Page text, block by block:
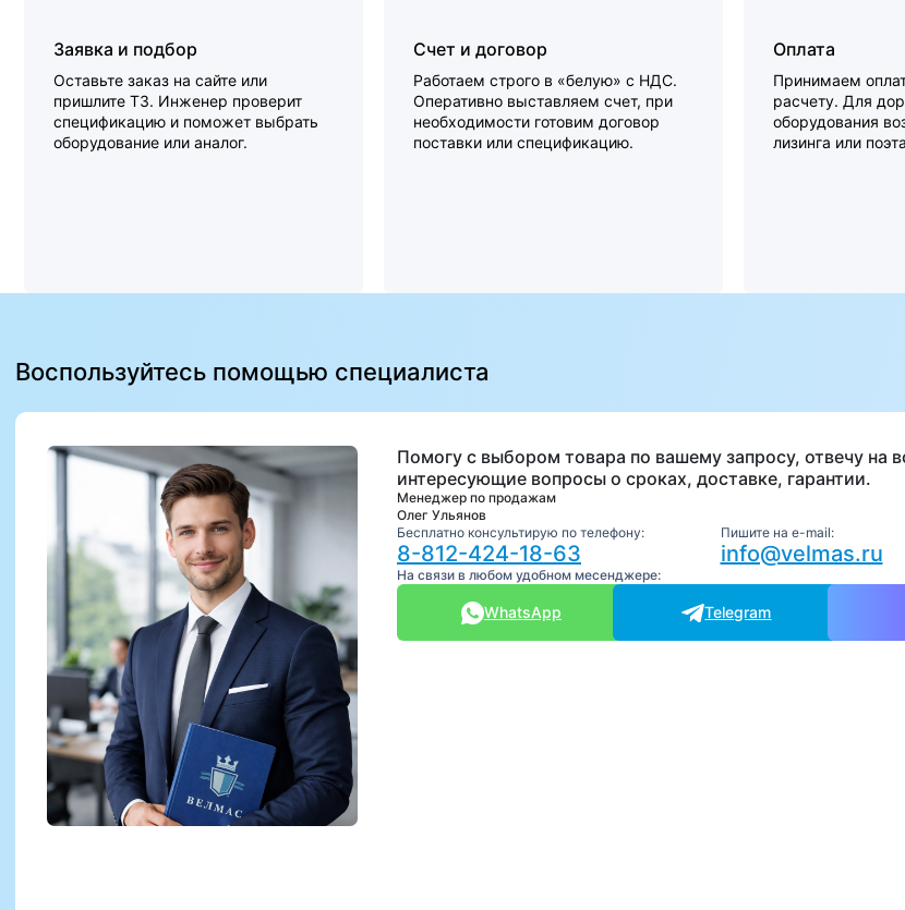
Заявка и подбор
Оставьте заказ на сайте или
пришлите ТЗ. Инженер проверит
спецификацию и поможет выбрать
оборудование или аналог.
Счет и договор
Работаем строго в «белую» с НДС.
Оперативно выставляем счет, при
необходимости готовим договор
поставки или спецификацию.
Оплата
Принимаем
расчету. Для
оборудования
лизинга или
Воспользуйтесь помощью специалиста
Помогу с выбором товара по вашему запросу, отвечу на
интересующие вопросы о сроках, доставке, гарантии.
Менеджер по продажам
Олег Ульянов
Бесплатно консультирую по телефону:
8-812-424-18-63
Пишите на e-mail:
info@velmas.ru
На связи в любом удобном месенджере:
WhatsApp Telegram